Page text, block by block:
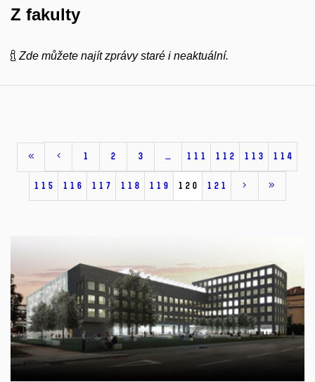
Z fakulty
Zde můžete najít zprávy staré i neaktuální.
1 2 3 … 111 112 113 114
115 116 117 118 119 120 121